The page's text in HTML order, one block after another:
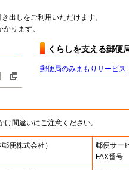
出しをご利用いただけます。
ります。
くらしを支える郵便
郵便局のみまもりサービス
間違いにご注意ください。
郵便株式会社） 郵便サー
FAX番号